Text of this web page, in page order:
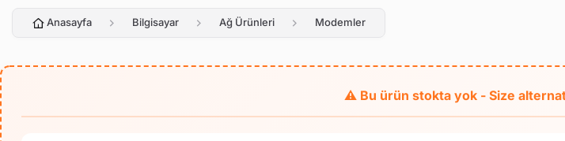
Anasayfa Bilgisayar Ağ Ürünleri Modemler